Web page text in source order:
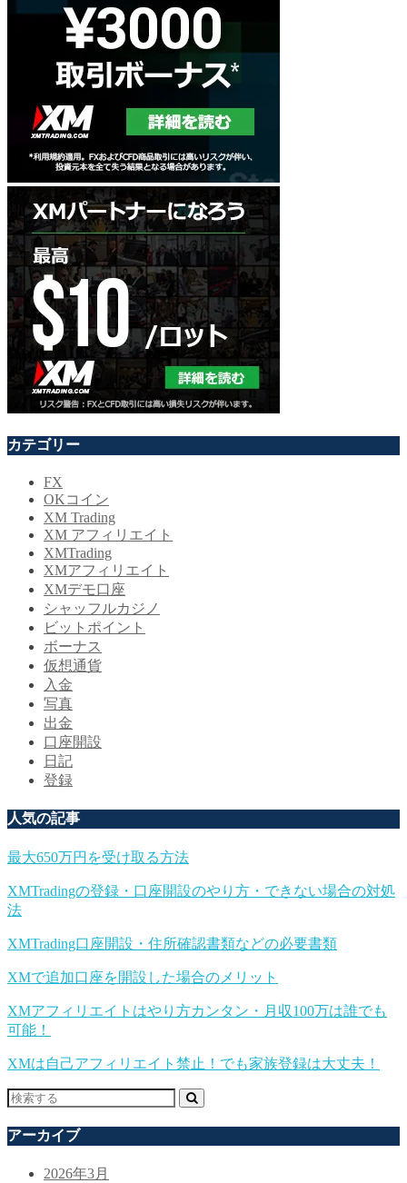
カテゴリー
FX
OKコイン
XM Trading
XM アフィリエイト
XMTrading
XMアフィリエイト
XMデモ口座
シャッフルカジノ
ビットポイント
ボーナス
仮想通貨
入金
写真
出金
口座開設
日記
登録
人気の記事
最大650万円を受け取る方法
XMTradingの登録・口座開設のやり方・できない場合の対処
法
XMTrading口座開設・住所確認書類などの必要書類
XMで追加口座を開設した場合のメリット
XMアフィリエイトはやり方カンタン・月収100万は誰でも
可能！
XMは自己アフィリエイト禁止！でも家族登録は大丈夫！
アーカイブ
2026年3月